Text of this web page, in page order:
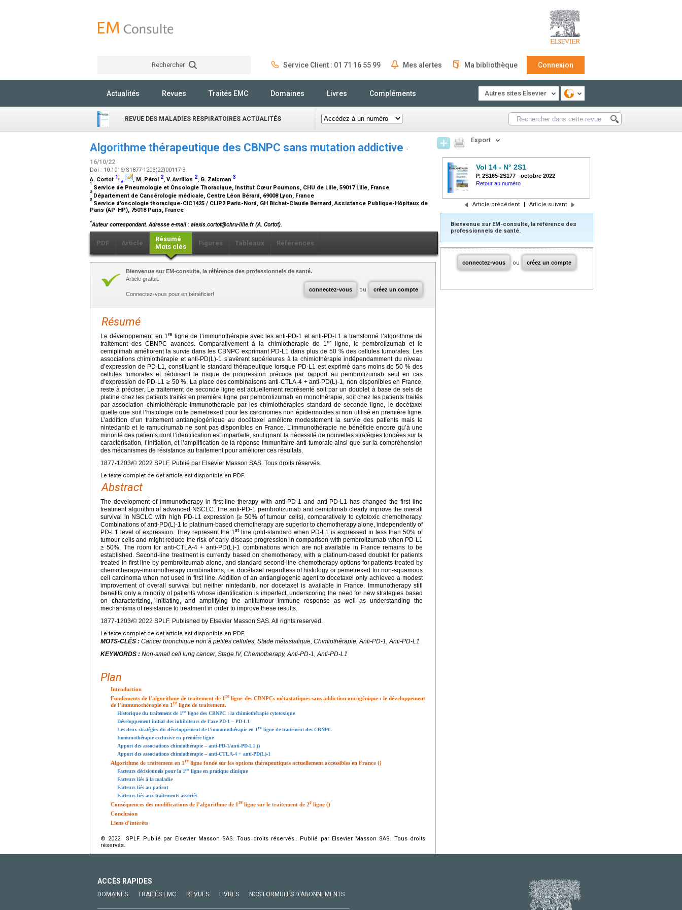
Rechercher Service Client : 01 71 16 55 99 Mes alertes Ma bibliothèque Connexion
Actualités Revues Traités EMC Domaines Livres Compléments Autres sites Elsevier
REVUE DES MALADIES RESPIRATOIRES ACTUALITÉS
Algorithme thérapeutique des CBNPC sans mutation addictive -
16/10/22
Doi : 10.1016/S1877-1203(22)00117-3
A. Cortot 1,⁎ , M. Pérol 2, V. Avrillon 2, G. Zalcman 3
1
Service de Pneumologie et Oncologie Thoracique, Institut Cœur Poumons, CHU de Lille, 59017 Lille, France
2
Département de Cancérologie médicale, Centre Léon Bérard, 69008 Lyon, France
3
Service d’oncologie thoracique-CIC1425 / CLIP2 Paris-Nord, GH Bichat-Claude Bernard, Assistance Publique-Hôpitaux de
Paris (AP-HP), 75018 Paris, France
*Auteur correspondant.Adresse e-mail : alexis.cortot@chru-lille.fr (A. Cortot).
PDF Article
Résumé
Mots clés
Figures Tableaux Références
connectez-vous ou créez un compte
Bienvenue sur EM-consulte, la référence des professionnels de santé.
Article gratuit.
Connectez-vous pour en bénéficier!
Résumé
Le développement en 1 re ligne de l’immunothérapie avec les anti-PD-1 et anti-PD-L1 a transformé l’algorithme de
traitement des CBNPC avancés. Comparativement à la chimiothérapie de 1 re
ligne, le pembrolizumab et le
cemiplimab améliorent la survie dans les CBNPC exprimant PD-L1 dans plus de 50 % des cellules tumorales. Les
associations chimiothérapie et anti-PD(L)-1 s’avèrent supérieures à la chimiothérapie indépendamment du niveau
d’expression de PD-L1, constituant le standard thérapeutique lorsque PD-L1 est exprimé dans moins de 50 % des
cellules tumorales et réduisant le risque de progression précoce par rapport au pembrolizumab seul en cas
d’expression de PD-L1 ≥ 50 %. La place des combinaisons anti-CTLA-4 + anti-PD(L)-1, non disponibles en France,
reste à préciser. Le traitement de seconde ligne est actuellement représenté soit par un doublet à base de sels de
platine chez les patients traités en première ligne par pembrolizumab en monothérapie, soit chez les patients traités
par association chimiothérapie-immunothérapie par les chimiothérapies standard de seconde ligne, le docétaxel
quelle que soit l’histologie ou le pemetrexed pour les carcinomes non épidermoïdes si non utilisé en première ligne.
L’addition d’un traitement antiangiogénique au docétaxel améliore modestement la survie des patients mais le
nintedanib et le ramucirumab ne sont pas disponibles en France. L’immunothérapie ne bénéficie encore qu’à une
minorité des patients dont l’identification est imparfaite, soulignant la nécessité de nouvelles stratégies fondées sur la
caractérisation, l’initiation, et l’amplification de la réponse immunitaire anti-tumorale ainsi que sur la compréhension
des mécanismes de résistance au traitement pour améliorer ces résultats.
1877-1203/© 2022 SPLF. Publié par Elsevier Masson SAS. Tous droits réservés.
Le texte complet de cet article est disponible en PDF.
Abstract
The development of immunotherapy in first-line therapy with anti-PD-1 and anti-PD-L1 has changed the first line
treatment algorithm of advanced NSCLC. The anti-PD-1 pembrolizumab and cemiplimab clearly improve the overall
survival in NSCLC with high PD-L1 expression (≥ 50% of tumour cells), comparatively to cytotoxic chemotherapy.
Combinations of anti-PD(L)-1 to platinum-based chemotherapy are superior to chemotherapy alone, independently of
PD-L1 level of expression. They represent the 1 st line gold-standard when PD-L1 is expressed in less than 50% of
tumour cells and might reduce the risk of early disease progression in comparison with pembrolizumab when PD-L1
≥ 50%. The room for anti-CTLA-4 + anti-PD(L)-1 combinations which are not available in France remains to be
established. Second-line treatment is currently based on chemotherapy, with a platinum-based doublet for patients
treated in first line by pembrolizumab alone, and standard second-line chemotherapy options for patients treated by
chemotherapy-immunotherapy combinations, i.e. docétaxel regardless of histology or pemetrexed for non-squamous
cell carcinoma when not used in first line. Addition of an antiangiogenic agent to docetaxel only achieved a modest
improvement of overall survival but neither nintedanib, nor docetaxel is available in France. Immunotherapy still
benefits only a minority of patients whose identification is imperfect, underscoring the need for new strategies based
on characterizing, initiating, and amplifying the antitumour immune response as well as understanding the
mechanisms of resistance to treatment in order to improve these results.
1877-1203/© 2022 SPLF. Published by Elsevier Masson SAS. All rights reserved.
Le texte complet de cet article est disponible en PDF.
MOTS-CLÉS : Cancer bronchique non à petites cellules, Stade métastatique, Chimiothérapie, Anti-PD-1, Anti-PD-L1
KEYWORDS : Non-small cell lung cancer, Stage IV, Chemotherapy, Anti-PD-1, Anti-PD-L1
Plan
Introduction
Fondements de l’algorithme de traitement de 1re ligne des CBNPCs métastatiques sans addiction oncogénique : le développement
de l’immunothérapie en 1 re ligne de traitement.
Historique du traitement de 1re ligne des CBNPC : la chimiothérapie cytotoxique
Développement initial des inhibiteurs de l’axe PD-1 – PD-L1
Les deux stratégies du développement de l’immunothérapie en 1re ligne de traitement des CBNPC
Immunothérapie exclusive en première ligne
Apport des associations chimiothérapie – anti-PD-1/anti-PD-L1 ()
Apport des associations chimiothérapie – anti-CTLA-4 + anti-PD(L)-1
Algorithme de traitement en 1 re ligne fondé sur les options thérapeutiques actuellement accessibles en France ()
Facteurs décisionnels pour la 1re ligne en pratique clinique
Facteurs liés à la maladie
Facteurs liés au patient
Facteurs liés aux traitements associés
Conséquences des modifications de l’algorithme de 1 re ligne sur le traitement de 2e ligne ()
Conclusion
Liens d’intérêts
© 2022 SPLF. Publié par Elsevier Masson SAS. Tous droits réservés.. Publié par Elsevier Masson SAS. Tous droits
réservés.
Export
Vol 14 - N° 2S1
P. 2S165-2S177 - octobre 2022
Retour au numéro
Article précédent | Article suivant
Bienvenue sur EM-consulte, la référence des
professionnels de santé.
connectez-vous ou créez un compte
ACCÈS RAPIDES
DOMAINES TRAITÉS EMC REVUES LIVRES NOS FORMULES D'ABONNEMENTS